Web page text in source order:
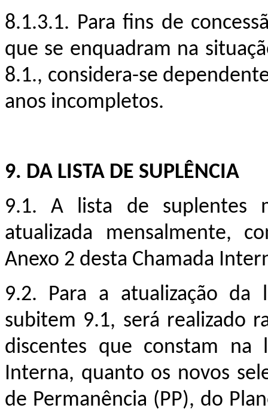
8.1.3.1. Para fins de
que se enquadram na
8.1., considera-se
anos incompletos.
9. DA LISTA DE SUPLÊNCIA
9.1. A lista de suplentes
atualizada mensalmente,
Anexo 2 desta Chamada
9.2. Para a atualização da
subitem 9.1, será realizado
discentes que constam na
Interna, quanto os novos
de Permanência (PP), do